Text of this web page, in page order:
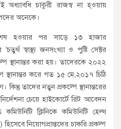
চাকুরী রাজস্ব না হ্ওয়ায়
অনেকে।
হওয়ার পর সাড়ে ১৩ হাজার
‘চতুর্থ স্বাস্থ্য জনসংখ্যা ও পুষ্টি সেক্টর
স্থানান্তর করা হয়। তাদেরকে ২০২২
স্থানান্তর করে গত ১৫ মে,২০১৭ চিঠি
কিন্তু তাদের নতুন প্রকল্পে স্থানান্তরের
চেয়ে হাইকোর্টে রিট আবেদন
ক্লিনিকে কমিউনিটি হেল্থ
নিয়োগপ্রাপ্তদের চাকরি প্রকল্প